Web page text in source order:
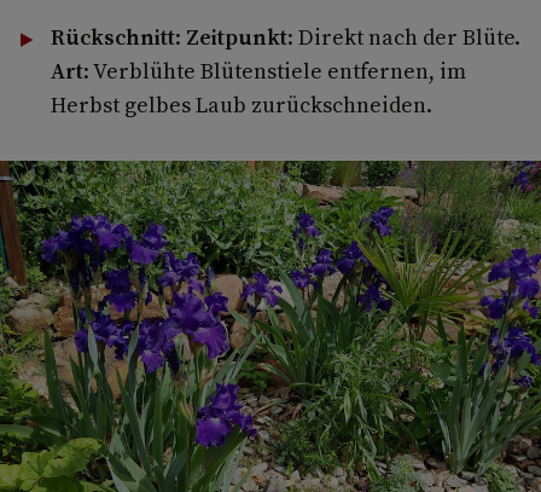
Rückschnitt: Zeitpunkt: Direkt nach der Blüte.
Art: Verblühte Blütenstiele entfernen, im
Herbst gelbes Laub zurückschneiden.